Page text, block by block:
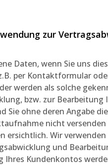
zur
Daten, wenn Sie uns
per Kontaktformular
werden als solche
bzw. zur
Sie ohne deren Angabe
nicht
ersichtlich. Wir
und
Ihres Kundenkontos